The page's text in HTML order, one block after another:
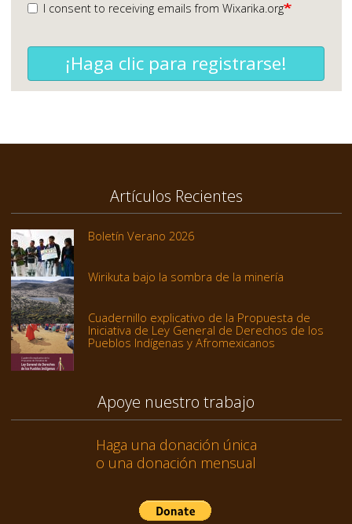
I consent to receiving emails from Wixarika.org
¡Haga clic para registrarse!
Artículos Recientes
Boletín Verano 2026
Wirikuta bajo la sombra de la minería
Cuadernillo explicativo de la Propuesta de
Iniciativa de Ley General de Derechos de los
Pueblos Indígenas y Afromexicanos
Apoye nuestro trabajo
Haga una donación única
o una donación mensual